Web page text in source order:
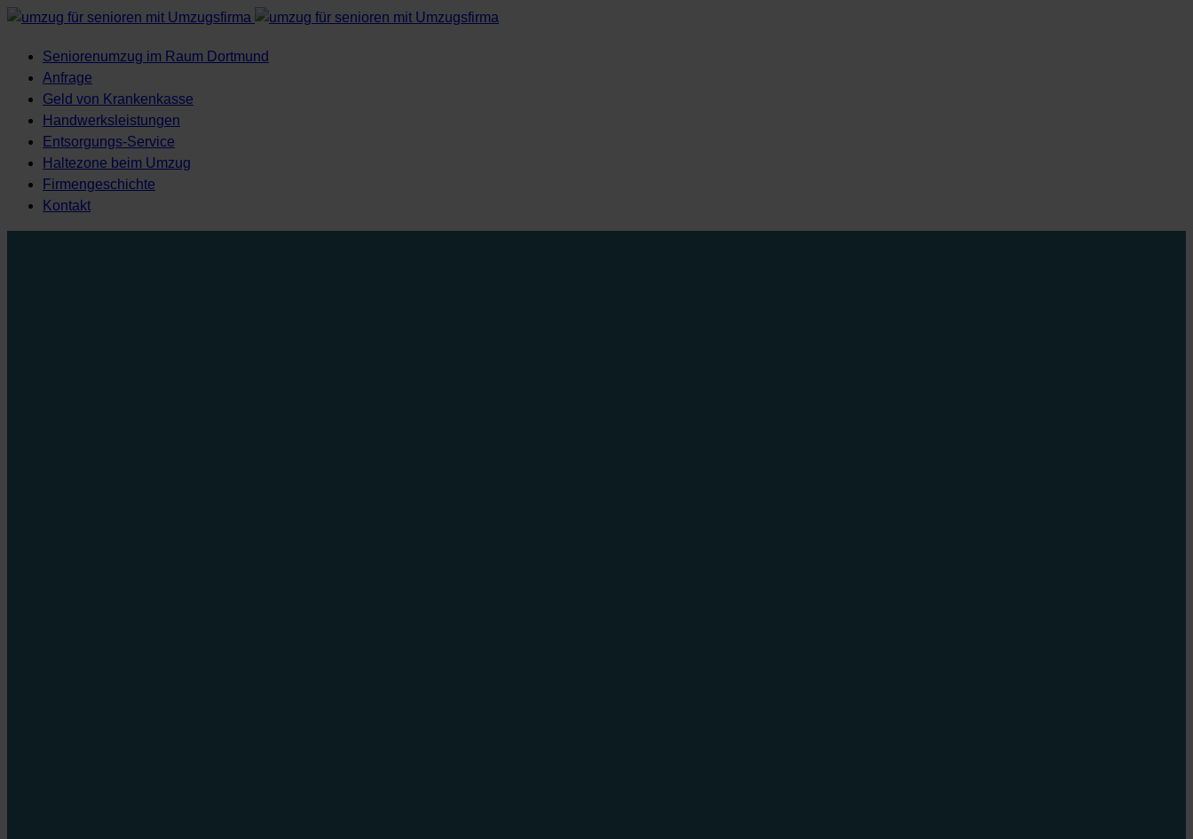
Seniorenumzug im Raum Dortmund
Anfrage
Geld von Krankenkasse
Handwerksleistungen
Entsorgungs-Service
Haltezone beim Umzug
Firmengeschichte
Kontakt